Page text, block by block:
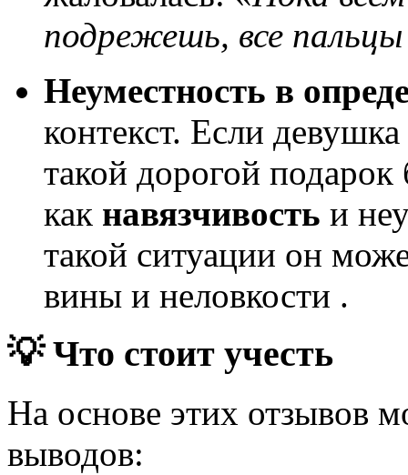
подрежешь, все
Неуместность в
контекст. Если
такой дорогой подарок
как навязчивость и
такой ситуации он
вины и неловкости .
💡 Что стоит учесть
На основе этих отзывов
выводов: